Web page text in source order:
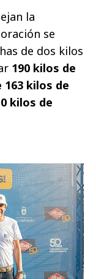
la
se
de dos kilos
190 kilos de
163 kilos de
kilos de